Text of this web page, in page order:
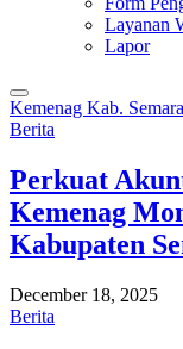
Layanan
Lapor
Kemenag Kab.
Berita
Perkuat
Kemenag
Kabupaten
December 18, 2025
Berita